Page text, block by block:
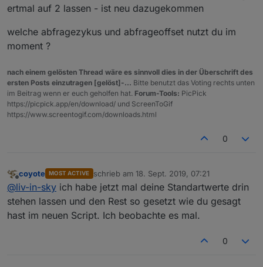
ertmal auf 2 lassen - ist neu dazugekommen
welche abfragezykus und abfrageoffset nutzt du im
moment ?
nach einem gelösten Thread wäre es sinnvoll dies in der Überschrift des
ersten Posts einzutragen [gelöst]-... Bitte benutzt das Voting rechts unten
im Beitrag wenn er euch geholfen hat. Forum-Tools: PicPick
https://picpick.app/en/download/ und ScreenToGif
https://www.screentogif.com/downloads.html
0
Offline
coyote MOST ACTIVE schrieb am 18. Sept. 2019, 07:21
zuletzt editiert von
@liv-in-sky ich habe jetzt mal deine Standartwerte drin
stehen lassen und den Rest so gesetzt wie du gesagt
hast im neuen Script. Ich beobachte es mal.
0